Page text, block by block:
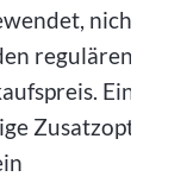
nicht
regulären
Eine
Zusatzoption